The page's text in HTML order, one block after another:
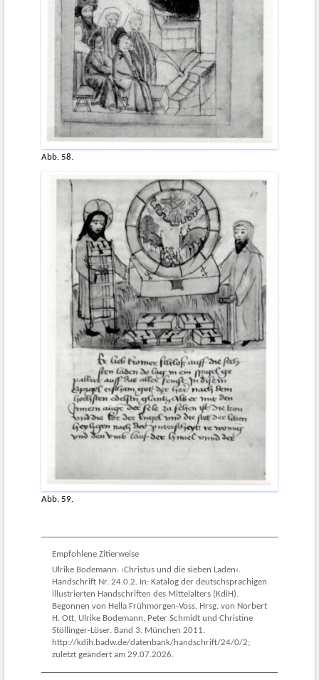
Abb. 58.
Abb. 59.
Empfohlene Zitierweise
Ulrike Bodemann: ›Christus und die sieben Laden‹.
Handschrift Nr. 24.0.2. In: Katalog der deutschsprachigen
illustrierten Handschriften des Mittelalters (KdiH).
Begonnen von Hella Frühmorgen-Voss. Hrsg. von Norbert
H. Ott, Ulrike Bodemann, Peter Schmidt und Christine
Stöllinger-Löser. Band 3. München 2011.
http://kdih.badw.de/datenbank/handschrift/24/0/2;
zuletzt geändert am 29.07.2026.